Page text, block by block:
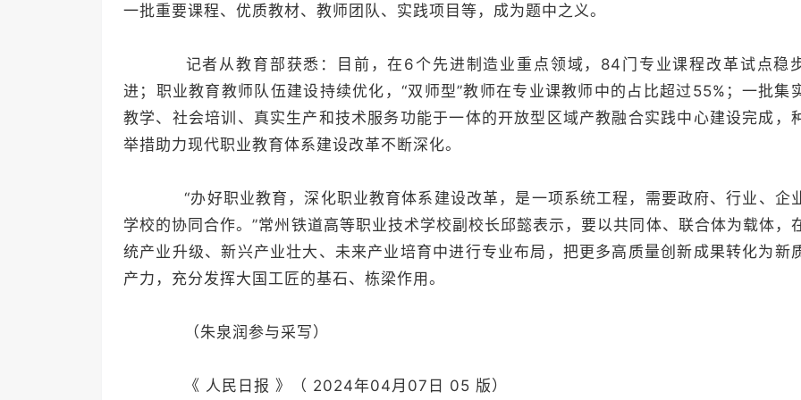
一批重要课程、优质教材、教师团队、实践项目等，成为题中之义。
记者从教育部获悉：目前，在6个先进制造业重点领域，84门专业课程改革试点稳
进；职业教育教师队伍建设持续优化，“双师型”教师在专业课教师中的占比超过55%；一批集
教学、社会培训、真实生产和技术服务功能于一体的开放型区域产教融合实践中心建设完成，
举措助力现代职业教育体系建设改革不断深化。
“办好职业教育，深化职业教育体系建设改革，是一项系统工程，需要政府、行业、企业
学校的协同合作。”常州铁道高等职业技术学校副校长邱懿表示，要以共同体、联合体为载体，
统产业升级、新兴产业壮大、未来产业培育中进行专业布局，把更多高质量创新成果转化为新
产力，充分发挥大国工匠的基石、栋梁作用。
（朱泉润参与采写）
《 人民日报 》（ 2024年04月07日 05 版）